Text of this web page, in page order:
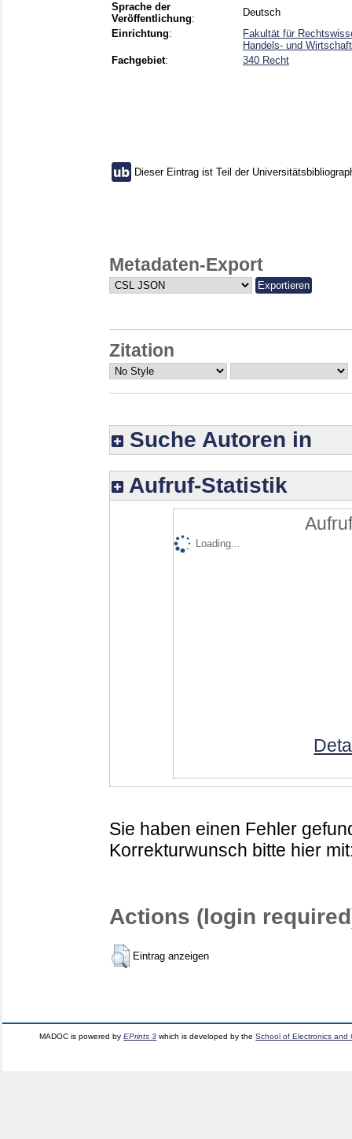
Sprache der
Veröffentlichung:
Deutsch
Einrichtung:
Fakultät für
Handels- und
Fachgebiet: 340 Recht
Dieser Eintrag ist Teil der
Metadaten-Export
Zitation
Suche Autoren in
Aufruf-Statistik
Loading...
Sie haben einen Fehler
Korrekturwunsch bitte hier
Actions (login
Eintrag anzeigen
MADOC is powered byEPrints 3 which is developed by theSchool of Electronics and